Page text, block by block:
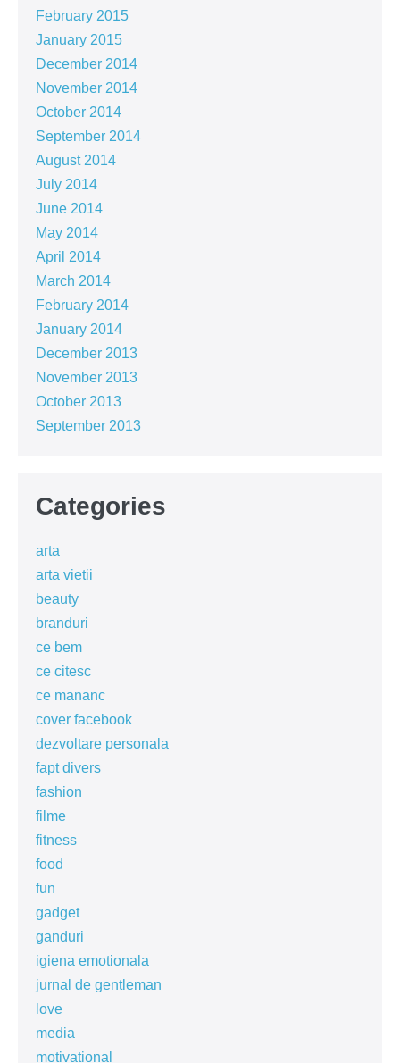
February 2015
January 2015
December 2014
November 2014
October 2014
September 2014
August 2014
July 2014
June 2014
May 2014
April 2014
March 2014
February 2014
January 2014
December 2013
November 2013
October 2013
September 2013
Categories
arta
arta vietii
beauty
branduri
ce bem
ce citesc
ce mananc
cover facebook
dezvoltare personala
fapt divers
fashion
filme
fitness
food
fun
gadget
ganduri
igiena emotionala
jurnal de gentleman
love
media
motivational